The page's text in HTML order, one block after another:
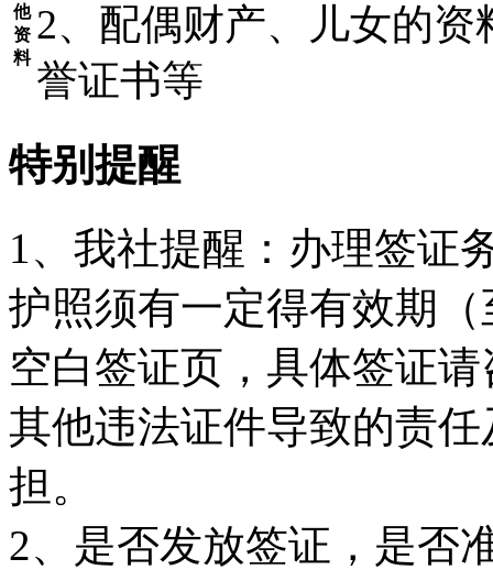
他
资
料
2、配偶财产、儿女的
誉证书等
特别提醒
1、我社提醒：办理签证
护照须有一定得有效期
空白签证页，具体签证
其他违法证件导致的责
担。
2、是否发放签证，是否